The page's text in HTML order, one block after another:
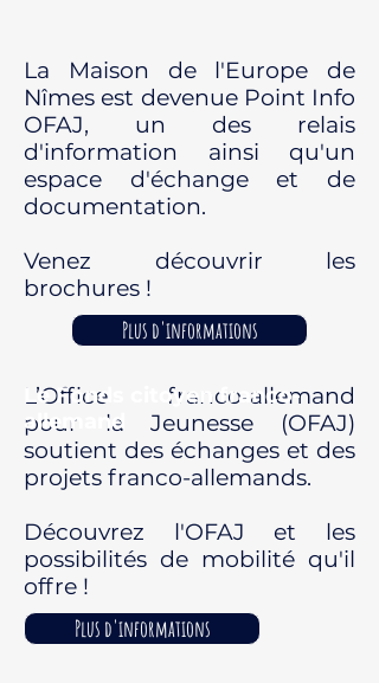
La Maison de l'Europe de
Nîmes est devenue Point Info
OFAJ, un des relais
d'information ainsi qu'un
espace d'échange et de
documentation.
Venez découvrir les
brochures !
Plus d'informations
L’Office franco-allemand
pour la Jeunesse (OFAJ)
soutient des échanges et des
projets franco-allemands.
Découvrez l'OFAJ et les
possibilités de mobilité qu'il
offre !
Le Fonds citoyen franco-
allemand
Plus d'informations